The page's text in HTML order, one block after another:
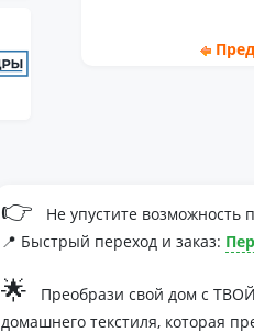
👉
Не упустите возможность
📍 Быстрый переход и заказ:
🌟
Преобрази свой дом с
домашнего текстиля, которая